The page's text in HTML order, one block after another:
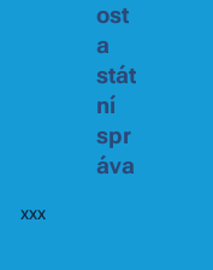
ost
a
stát
ní
spr
áva
xxx